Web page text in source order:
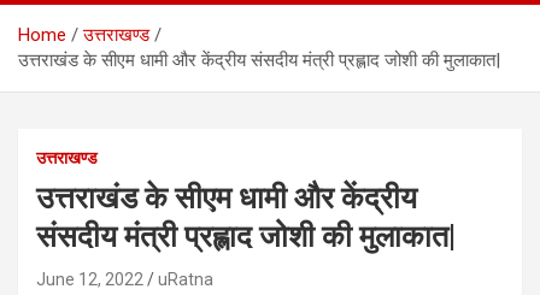
n
n
Home
उत्तराखण्ड
उत्तराखंड के सीएम धामी और केंद्रीय संसदीय मंत्री प्रह्लाद जोशी की मुलाकात|
उत्तराखण्ड
उत्तराखंड के सीएम धामी और केंद्रीय
संसदीय मंत्री प्रह्लाद जोशी की मुलाकात|
June 12, 2022 uRatna